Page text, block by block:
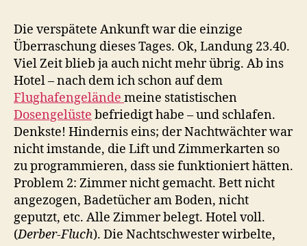
Die verspätete Ankunft war die einzige
Überraschung dieses Tages. Ok, Landung 23.40.
Viel Zeit blieb ja auch nicht mehr übrig. Ab ins
Hotel – nach dem ich schon auf dem
Flughafengelände meine statistischen
Dosengelüste befriedigt habe – und schlafen.
Denkste! Hindernis eins; der Nachtwächter war
nicht imstande, die Lift und Zimmerkarten so
zu programmieren, dass sie funktioniert hätten.
Problem 2: Zimmer nicht gemacht. Bett nicht
angezogen, Badetücher am Boden, nicht
geputzt, etc. Alle Zimmer belegt. Hotel voll.
(Derber-Fluch). Die Nachtschwester wirbelte,